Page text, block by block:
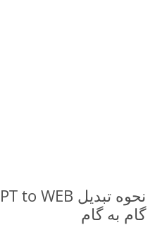
گام به گام